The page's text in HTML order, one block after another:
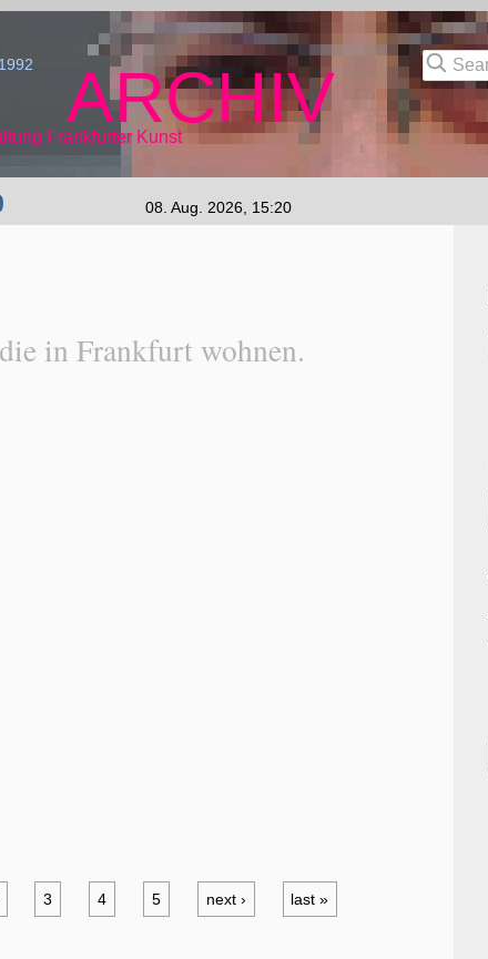
ARCHIV
Frankfurter Kunst
08. Aug. 2026, 15:20
in Frankfurt wohnen.
3 4 5 next › last »